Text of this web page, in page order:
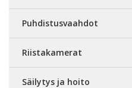
Puhdistusvaahdot
Riistakamerat
Säilytys ja hoito